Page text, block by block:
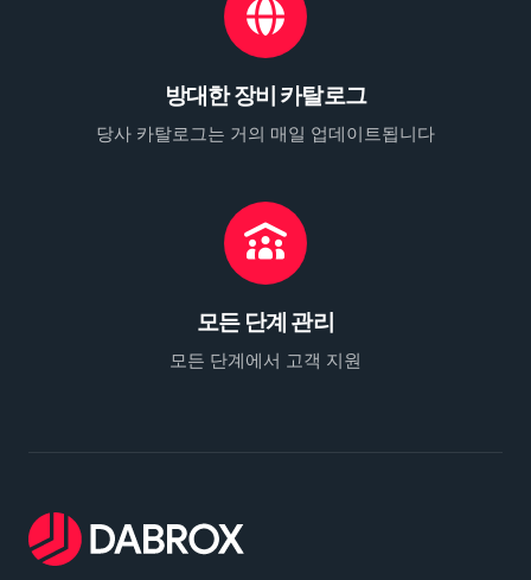
방대한 장비 카탈로그
당사 카탈로그는 거의 매일 업데이트됩니다
모든 단계 관리
모든 단계에서 고객 지원